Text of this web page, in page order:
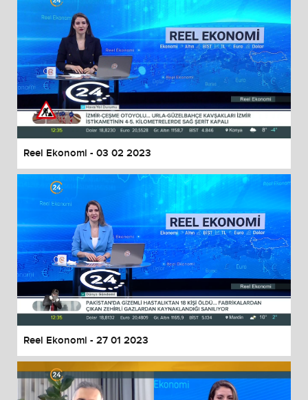
Reel Ekonomi - 03 02 2023
Reel Ekonomi - 27 01 2023